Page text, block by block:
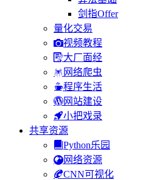
剑指Offer
量化交易
视频教程
大厂面经
网络爬虫
程序生活
网站建设
小把戏录
共享资源
Python乐园
网络资源
CNN可视化